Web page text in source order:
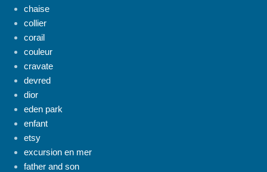
chaise
collier
corail
couleur
cravate
devred
dior
eden park
enfant
etsy
excursion en mer
father and son